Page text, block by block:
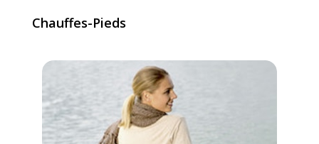
Chauffes-Pieds